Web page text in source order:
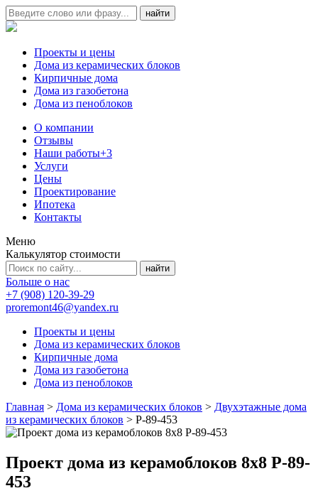
Проекты и цены
Дома из керамических блоков
Кирпичные дома
Дома из газобетона
Дома из пеноблоков
О компании
Отзывы
Наши работы+3
Услуги
Цены
Проектирование
Ипотека
Контакты
Меню
Калькулятор стоимости
Больше о нас
+7 (908) 120-39-29
proremont46@yandex.ru
Проекты и цены
Дома из керамических блоков
Кирпичные дома
Дома из газобетона
Дома из пеноблоков
Главная > Дома из керамических блоков > Двухэтажные дома
из керамических блоков > Р-89-453
Проект дома из керамоблоков 8х8 Р-89-
453